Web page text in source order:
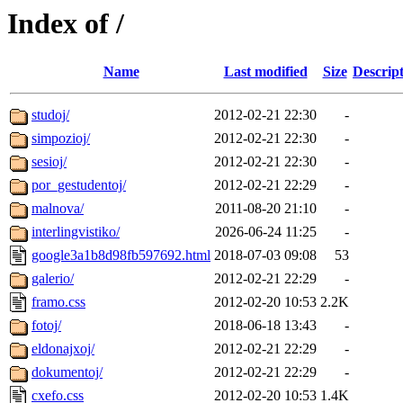
Index of /
Name Last modified Size
studoj/ 2012-02-21 22:30
-
simpozioj/
2012-02-21 22:30
-
sesioj/
2012-02-21 22:30
-
por_gestudentoj/
2012-02-21 22:29
-
malnova/
2011-08-20 21:10
-
interlingvistiko/
2026-06-24 11:25
-
google3a1b8d98fb597692.html 2018-07-03 09:08
53
galerio/
2012-02-21 22:29
-
framo.css
2012-02-20 10:53 2.2K
fotoj/
2018-06-18 13:43
-
eldonajxoj/
2012-02-21 22:29
-
dokumentoj/
2012-02-21 22:29
-
cxefo.css
2012-02-20 10:53 1.4K